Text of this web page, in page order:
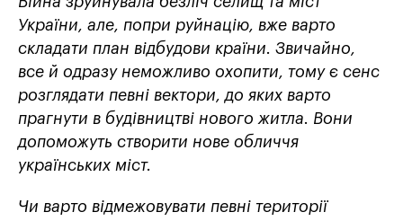
України, але, попри руйнацію, вже варто
складати план відбудови країни. Звичайно,
все й одразу неможливо охопити, тому є сенс
розглядати певні вектори, до яких варто
прагнути в будівництві нового житла. Вони
допоможуть створити нове обличчя
українських міст.
Чи варто відмежовувати певні території